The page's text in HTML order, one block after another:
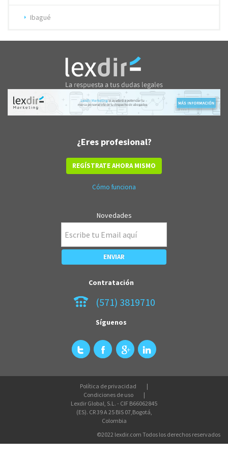
Ibagué
¿Eres profesional?
REGÍSTRATE AHORA MISMO
Cómo funciona
Novedades
Contratación
(571) 3819710
Síguenos
Política de privacidad
Condiciones de uso
Lexdir Global, S.L. - CIF B66062845
(ES). CR 39 A 25 BIS 07,Bogotá,
Colombia
©2022 lexdir.com Todos los derechos reservados